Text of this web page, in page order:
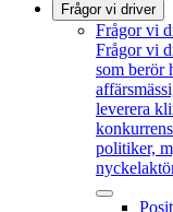
Frågor vi driver
Frågor vi
Frågor vi
som berör
leverera
politiker,